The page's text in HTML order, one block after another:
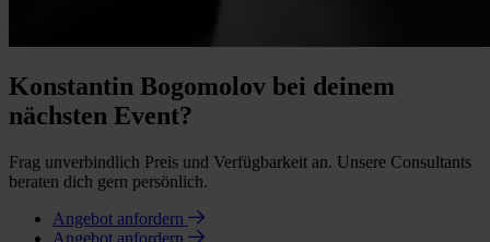
Konstantin Bogomolov bei deinem
nächsten Event?
Frag unverbindlich Preis und Verfügbarkeit an. Unsere Consultants
beraten dich gern persönlich.
Angebot anfordern